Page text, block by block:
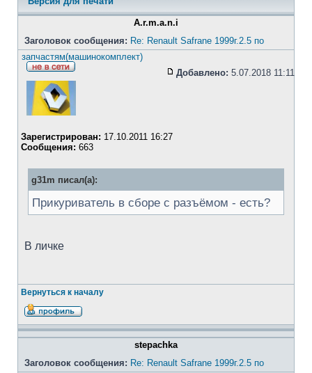
A.r.m.a.n.i
Заголовок сообщения: Re: Renault Safrane 1999г.2.5 по
запчастям(машинокомплект)
Добавлено: 5.07.2018 11:11
Зарегистрирован: 17.10.2011 16:27
Сообщения: 663
g31m писал(а):
Прикуриватель в сборе с разъёмом - есть?
В личке
Вернуться к началу
stepachka
Заголовок сообщения: Re: Renault Safrane 1999г.2.5 по